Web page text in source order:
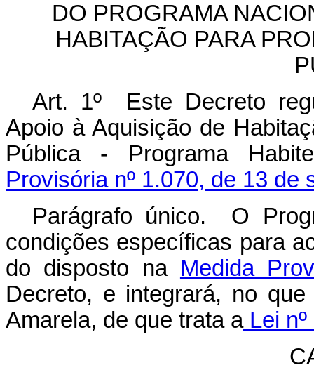
DO PROGRAMA
HABITAÇÃO PARA
Art. 1º Este Decreto
Apoio à Aquisição de
Pública - Programa
Provisória nº 1.070, de 13 de
Parágrafo único. O
condições específicas para
do disposto na Medida
Decreto, e integrará, no
Amarela, de que trata aLei nº